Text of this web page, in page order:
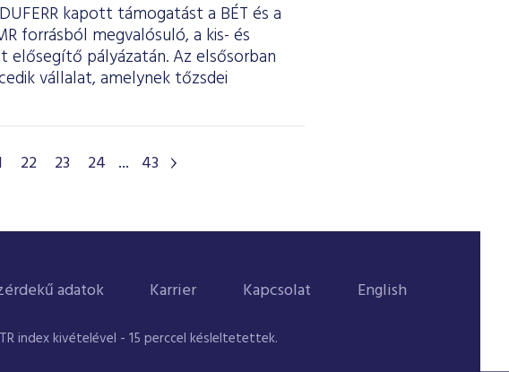
kapott támogatást a BÉT és a
forrásból megvalósuló, a kis- és
elősegítő pályázatán. Az elsősorban
vállalat, amelynek tőzsdei
22 23 24 ... 43
adatok Karrier Kapcsolat English
index kivételével - 15 perccel késleltetettek.